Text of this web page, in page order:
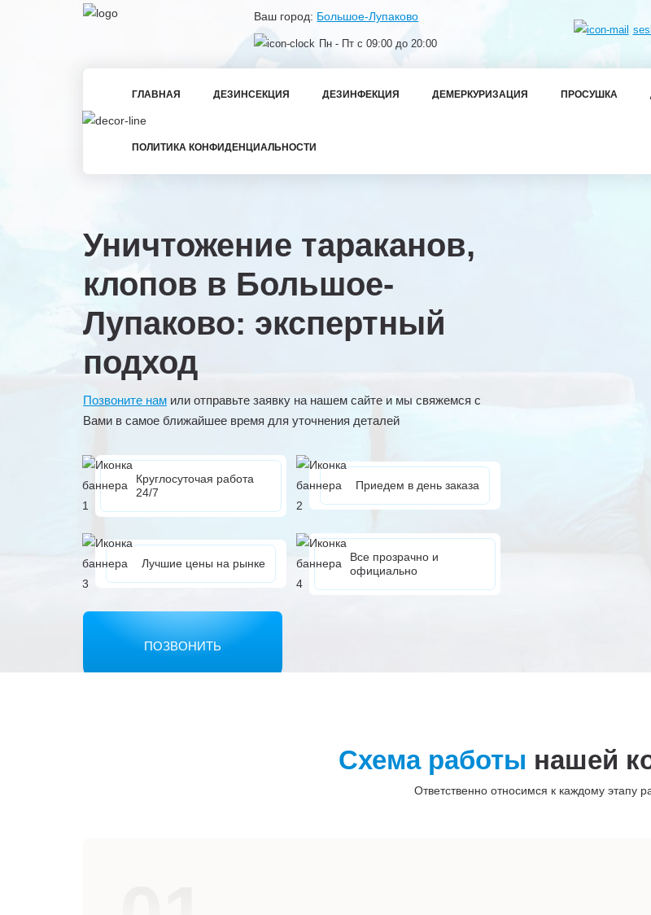
Ваш город: Большое-Лупаково
Пн - Пт с 09:00 до 20:00
ГЛАВНАЯ ДЕЗИНСЕКЦИЯ ДЕЗИНФЕКЦИЯ ДЕМЕРКУРИЗАЦИЯ ПРОСУШКА
ПОЛИТИКА КОНФИДЕНЦИАЛЬНОСТИ
Уничтожение тараканов,
клопов в Большое-
Лупаково: экспертный
подход
Позвоните нам или отправьте заявку на нашем сайте и мы свяжемся с
Вами в самое ближайшее время для уточнения деталей
Круглосуточая работа
24/7
Приедем в день заказа
Лучшие цены на рынке
Все прозрачно и
официально
ПОЗВОНИТЬ
Схема работы нашей
Ответственно относимся к каждому этапу